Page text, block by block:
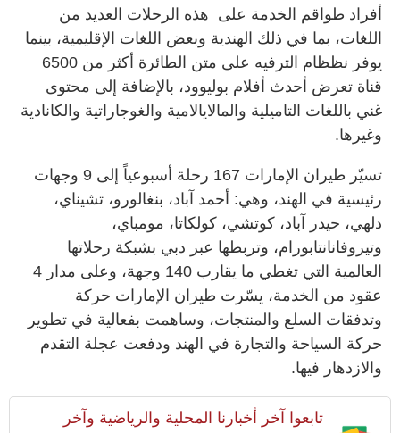
أفراد طواقم الخدمة على هذه الرحلات العديد من
اللغات، بما في ذلك الهندية وبعض اللغات الإقليمية، بينما
يوفر نظظام الترفيه على متن الطائرة أكثر من 6500
قناة تعرض أحدث أفلام بوليوود، بالإضافة إلى محتوى
غني باللغات التاميلية والمالايالامية والغوجاراتية والكانادية
وغيرها.
تسيّر طيران الإمارات 167 رحلة أسبوعياً إلى 9 وجهات
رئيسية في الهند، وهي: أحمد آباد، بنغالورو، تشيناي،
دلهي، حيدر آباد، كوتشي، كولكاتا، مومباي،
وتيروفانانتابورام، وتربطها عبر دبي بشبكة رحلاتها
العالمية التي تغطي ما يقارب 140 وجهة، وعلى مدار 4
عقود من الخدمة، يسّرت طيران الإمارات حركة
وتدفقات السلع والمنتجات، وساهمت بفعالية في تطوير
حركة السياحة والتجارة في الهند ودفعت عجلة التقدم
والازدهار فيها.
تابعوا آخر أخبارنا المحلية والرياضية وآخر